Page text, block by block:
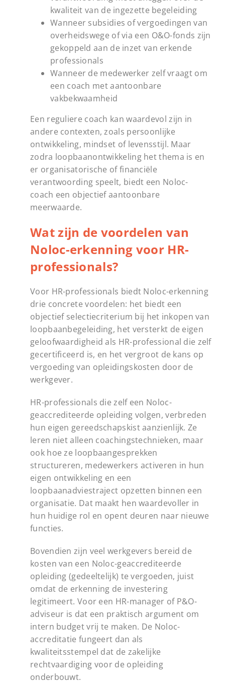
kwaliteit van de ingezette begeleiding
Wanneer subsidies of vergoedingen van
overheidswege of via een O&O-fonds zijn
gekoppeld aan de inzet van erkende
professionals
Wanneer de medewerker zelf vraagt om
een coach met aantoonbare
vakbekwaamheid
Een reguliere coach kan waardevol zijn in
andere contexten, zoals persoonlijke
ontwikkeling, mindset of levensstijl. Maar
zodra loopbaanontwikkeling het thema is en
er organisatorische of financiële
verantwoording speelt, biedt een Noloc-
coach een objectief aantoonbare
meerwaarde.
Wat zijn de voordelen van
Noloc-erkenning voor HR-
professionals?
Voor HR-professionals biedt Noloc-erkenning
drie concrete voordelen: het biedt een
objectief selectiecriterium bij het inkopen van
loopbaanbegeleiding, het versterkt de eigen
geloofwaardigheid als HR-professional die zelf
gecertificeerd is, en het vergroot de kans op
vergoeding van opleidingskosten door de
werkgever.
HR-professionals die zelf een Noloc-
geaccrediteerde opleiding volgen, verbreden
hun eigen gereedschapskist aanzienlijk. Ze
leren niet alleen coachingstechnieken, maar
ook hoe ze loopbaangesprekken
structureren, medewerkers activeren in hun
eigen ontwikkeling en een
loopbaanadviestraject opzetten binnen een
organisatie. Dat maakt hen waardevoller in
hun huidige rol en opent deuren naar nieuwe
functies.
Bovendien zijn veel werkgevers bereid de
kosten van een Noloc-geaccrediteerde
opleiding (gedeeltelijk) te vergoeden, juist
omdat de erkenning de investering
legitimeert. Voor een HR-manager of P&O-
adviseur is dat een praktisch argument om
intern budget vrij te maken. De Noloc-
accreditatie fungeert dan als
kwaliteitsstempel dat de zakelijke
rechtvaardiging voor de opleiding
onderbouwt.